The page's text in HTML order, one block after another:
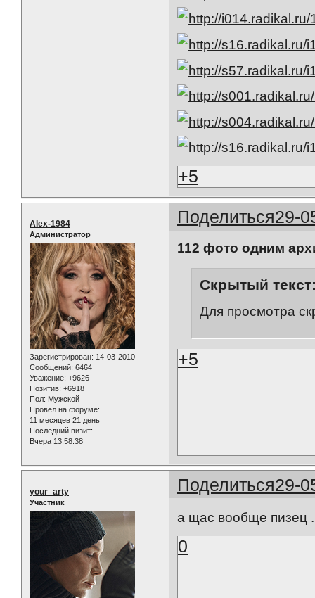
+5
Поделиться29-
Alex-1984
Администратор
Зарегистрирован: 14-03-2010
Сообщений: 6464
Уважение: +9626
Позитив: +6918
Пол: Мужской
Провел на форуме:
11 месяцев 21 день
Последний визит:
Вчера 13:58:38
112 фото одним
Скрытый
Для просмотра
+5
Поделиться29-
your_arty
Участник
а щас вообще пизец
0